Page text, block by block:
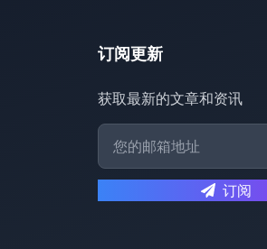
订阅更新
获取最新的文章和资讯
订阅